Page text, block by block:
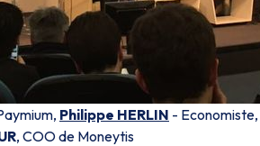
Philippe HERLIN - Economiste,
, COO de Moneytis